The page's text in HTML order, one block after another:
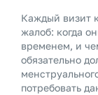
Каждый визит
жалоб: когда
временем, и
обязательно
потребовать